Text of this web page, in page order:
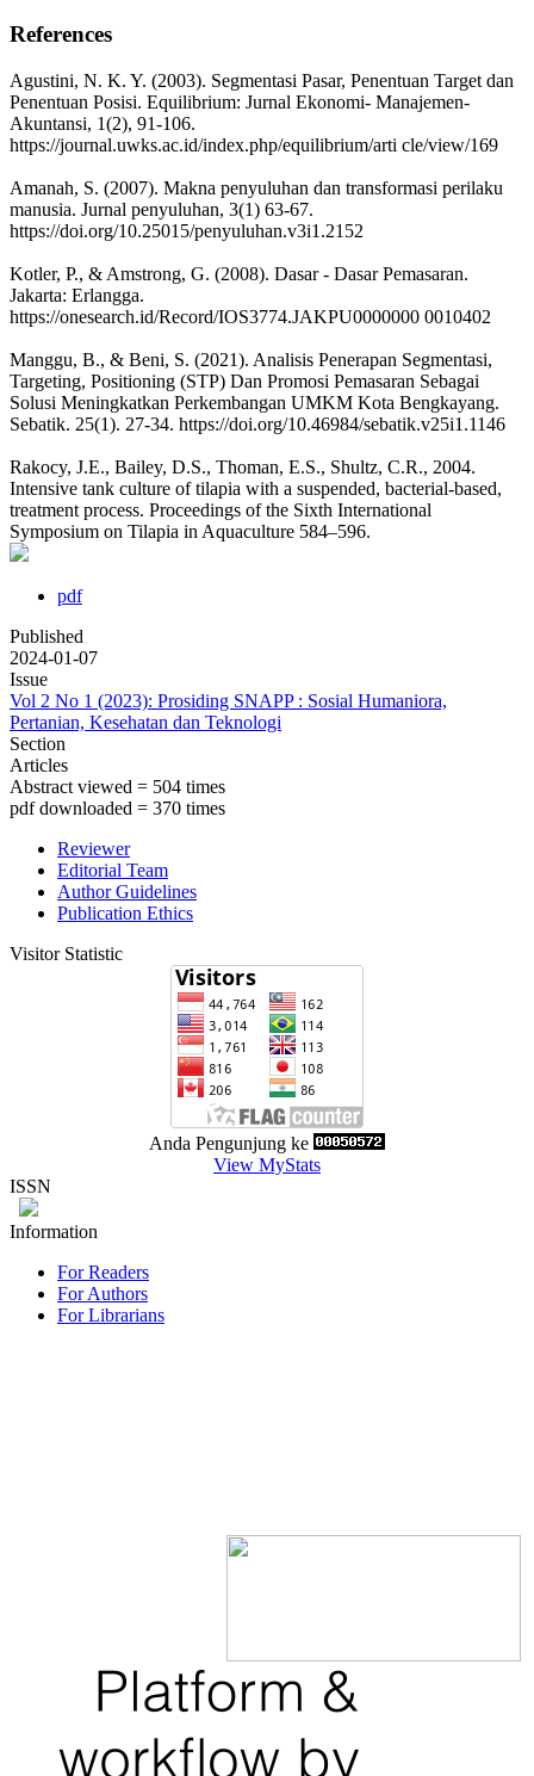
References
Agustini, N. K. Y. (2003). Segmentasi Pasar, Penentuan Target dan
Penentuan Posisi. Equilibrium: Jurnal Ekonomi- Manajemen-
Akuntansi, 1(2), 91-106.
https://journal.uwks.ac.id/index.php/equilibrium/arti cle/view/169
Amanah, S. (2007). Makna penyuluhan dan transformasi perilaku
manusia. Jurnal penyuluhan, 3(1) 63-67.
https://doi.org/10.25015/penyuluhan.v3i1.2152
Kotler, P., & Amstrong, G. (2008). Dasar - Dasar Pemasaran.
Jakarta: Erlangga.
https://onesearch.id/Record/IOS3774.JAKPU0000000 0010402
Manggu, B., & Beni, S. (2021). Analisis Penerapan Segmentasi,
Targeting, Positioning (STP) Dan Promosi Pemasaran Sebagai
Solusi Meningkatkan Perkembangan UMKM Kota Bengkayang.
Sebatik. 25(1). 27-34. https://doi.org/10.46984/sebatik.v25i1.1146
Rakocy, J.E., Bailey, D.S., Thoman, E.S., Shultz, C.R., 2004.
Intensive tank culture of tilapia with a suspended, bacterial-based,
treatment process. Proceedings of the Sixth International
Symposium on Tilapia in Aquaculture 584–596.
pdf
Published
2024-01-07
Issue
Vol 2 No 1 (2023): Prosiding SNAPP : Sosial Humaniora,
Pertanian, Kesehatan dan Teknologi
Section
Articles
Abstract viewed = 504 times
pdf downloaded = 370 times
Reviewer
Editorial Team
Author Guidelines
Publication Ethics
Visitor Statistic
Anda Pengunjung ke
View MyStats
ISSN
Information
For Readers
For Authors
For Librarians